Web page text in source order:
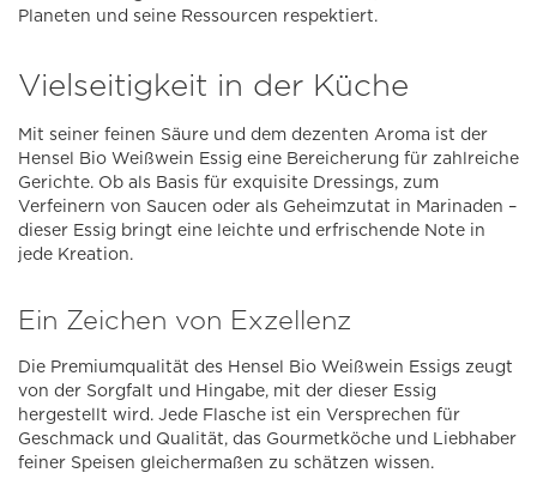
Planeten und seine Ressourcen respektiert.
Vielseitigkeit in der Küche
Mit seiner feinen Säure und dem dezenten Aroma ist der
Hensel Bio Weißwein Essig eine Bereicherung für zahlreiche
Gerichte. Ob als Basis für exquisite Dressings, zum
Verfeinern von Saucen oder als Geheimzutat in Marinaden –
dieser Essig bringt eine leichte und erfrischende Note in
jede Kreation.
Ein Zeichen von Exzellenz
Die Premiumqualität des Hensel Bio Weißwein Essigs zeugt
von der Sorgfalt und Hingabe, mit der dieser Essig
hergestellt wird. Jede Flasche ist ein Versprechen für
Geschmack und Qualität, das Gourmetköche und Liebhaber
feiner Speisen gleichermaßen zu schätzen wissen.